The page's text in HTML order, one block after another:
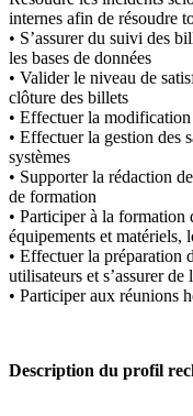
internes afin de résoudre
• S’assurer du suivi des
les bases de données
• Valider le niveau de
clôture des billets
• Effectuer la modification
• Effectuer la gestion des
systèmes
• Supporter la rédaction
de formation
• Participer à la formation
équipements et matériels,
• Effectuer la préparation
utilisateurs et s’assurer
• Participer aux réunions
Description du profil